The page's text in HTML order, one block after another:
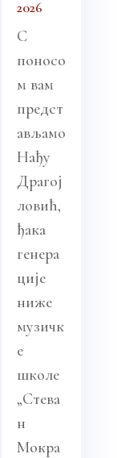
2026
С
поносо
м вам
предст
ављамо
Нађу
Драгој
ловић,
ђака
генера
ције
ниже
музичк
е
школе
„Стева
н
Мокра